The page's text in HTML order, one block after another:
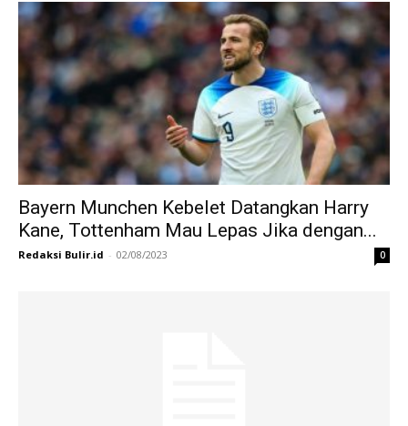
Bayern Munchen Kebelet Datangkan Harry
Kane, Tottenham Mau Lepas Jika dengan...
Redaksi Bulir.id - 02/08/2023 0